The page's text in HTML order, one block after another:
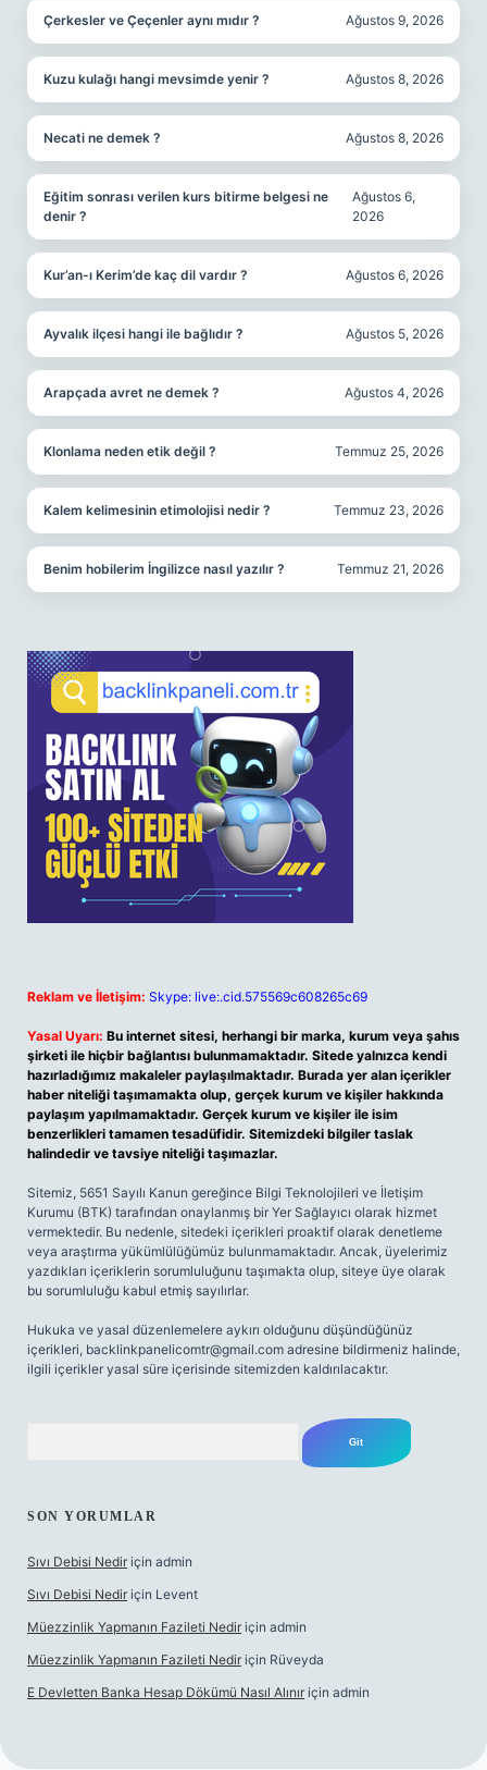
Çerkesler ve Çeçenler aynı mıdır ? Ağustos 9, 2026
Kuzu kulağı hangi mevsimde yenir ? Ağustos 8, 2026
Necati ne demek ? Ağustos 8, 2026
Eğitim sonrası verilen kurs bitirme belgesi ne
denir ?
Ağustos 6,
2026
Kur’an-ı Kerim’de kaç dil vardır ? Ağustos 6, 2026
Ayvalık ilçesi hangi ile bağlıdır ? Ağustos 5, 2026
Arapçada avret ne demek ? Ağustos 4, 2026
Klonlama neden etik değil ? Temmuz 25, 2026
Kalem kelimesinin etimolojisi nedir ? Temmuz 23, 2026
Benim hobilerim İngilizce nasıl yazılır ? Temmuz 21, 2026
Reklam ve İletişim: Skype: live:.cid.575569c608265c69
Yasal Uyarı: Bu internet sitesi, herhangi bir marka, kurum veya şahıs
şirketi ile hiçbir bağlantısı bulunmamaktadır. Sitede yalnızca kendi
hazırladığımız makaleler paylaşılmaktadır. Burada yer alan içerikler
haber niteliği taşımamakta olup, gerçek kurum ve kişiler hakkında
paylaşım yapılmamaktadır. Gerçek kurum ve kişiler ile isim
benzerlikleri tamamen tesadüfidir. Sitemizdeki bilgiler taslak
halindedir ve tavsiye niteliği taşımazlar.
Sitemiz, 5651 Sayılı Kanun gereğince Bilgi Teknolojileri ve İletişim
Kurumu (BTK) tarafından onaylanmış bir Yer Sağlayıcı olarak hizmet
vermektedir. Bu nedenle, sitedeki içerikleri proaktif olarak denetleme
veya araştırma yükümlülüğümüz bulunmamaktadır. Ancak, üyelerimiz
yazdıkları içeriklerin sorumluluğunu taşımakta olup, siteye üye olarak
bu sorumluluğu kabul etmiş sayılırlar.
Hukuka ve yasal düzenlemelere aykırı olduğunu düşündüğünüz
içerikleri, backlinkpanelicomtr@gmail.com adresine bildirmeniz halinde,
ilgili içerikler yasal süre içerisinde sitemizden kaldırılacaktır.
SON YORUMLAR
Sıvı Debisi Nedir için admin
Sıvı Debisi Nedir için Levent
Müezzinlik Yapmanın Fazileti Nedir için admin
Müezzinlik Yapmanın Fazileti Nedir için Rüveyda
E Devletten Banka Hesap Dökümü Nasıl Alınır için admin